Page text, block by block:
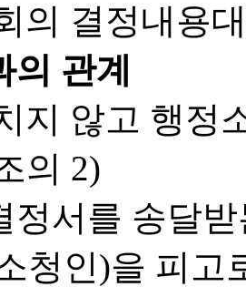
의 결정내용
의 관계
지 않고 행정
의 2)
정서를 송달
청인)을 피고